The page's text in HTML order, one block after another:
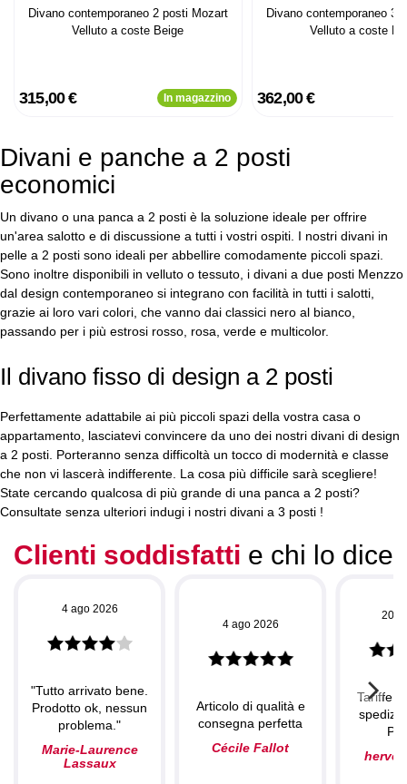
Divano contemporaneo 2 posti Mozart
Velluto a coste Beige
315,00 € In magazzino
Divano contemporaneo 3
Velluto a coste
362,00 €
Divani e panche a 2 posti
economici
Un divano o una panca a 2 posti è la soluzione ideale per offrire
un'area salotto e di discussione a tutti i vostri ospiti. I nostri divani in
pelle a 2 posti sono ideali per abbellire comodamente piccoli spazi.
Sono inoltre disponibili in velluto o tessuto, i divani a due posti Menzzo
dal design contemporaneo si integrano con facilità in tutti i salotti,
grazie ai loro vari colori, che vanno dai classici nero al bianco,
passando per i più estrosi rosso, rosa, verde e multicolor.
Il divano fisso di design a 2 posti
Perfettamente adattabile ai più piccoli spazi della vostra casa o
appartamento, lasciatevi convincere da uno dei nostri divani di design
a 2 posti. Porteranno senza difficoltà un tocco di modernità e classe
che non vi lascerà indifferente. La cosa più difficile sarà scegliere!
State cercando qualcosa di più grande di una panca a 2 posti?
Consultate senza ulteriori indugi i nostri divani a 3 posti !
Clienti soddisfatti e chi lo dice
4 ago 2026
"Tutto arrivato bene.
Prodotto ok, nessun
problema."
Marie-Laurence
Lassaux
4 ago 2026
Articolo di qualità e
consegna perfetta
Cécile Fallot
20
Tariffe
herve